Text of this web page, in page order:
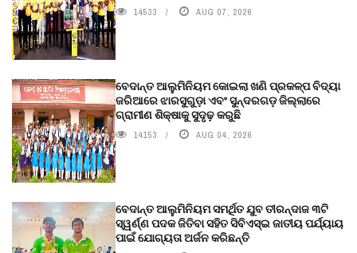
14533 AUG 07, 2026
ବେଦାନ୍ତ ଆଲୁମିନିୟମ କୋଇଲା ଖଣି ପ୍ରକଳ୍ପ ବିଦ୍ୟା
ଜରିଆରେ ଝାରସୁଗୁଡ଼ା ଏବଂ ସୁନ୍ଦରଗଡ଼ ଜିଲ୍ଲାରେ
ଗ୍ରାମୀଣ ଶିକ୍ଷାକୁ ସୁଦୃଢ଼ କରୁଛି
14153 AUG 04, 2026
ବେଦାନ୍ତ ଆଲୁମିନିୟମ ସମର୍ଥିତ ଯୁବ ତୀରନ୍ଦାଜ ୩ଟି
ସ୍ୱର୍ଣ୍ଣ ପଦକ ଜିତିବା ସହିତ ସିବିଏସ୍ଇ ଜାତୀୟ ପର୍ଯ୍ୟାୟ
ପାଇଁ ଯୋଗ୍ୟତା ଅର୍ଜନ କରିଛନ୍ତି